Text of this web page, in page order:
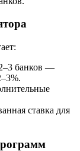
2–3 банков —
ставка для